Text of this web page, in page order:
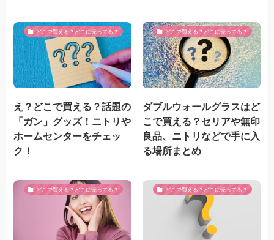
どこで買える？どこに売ってる？
え？どこで買える？話題の
「ガン」グッズ！ニトリや
ホームセンターをチェッ
ク！
どこで買える？どこに売ってる？
ダブルウォールグラスはど
こで買える？セリアや無印
良品、ニトリなどで手に入
る場所まとめ
どこで買える？どこに売ってる？ どこで買える？どこに売ってる？